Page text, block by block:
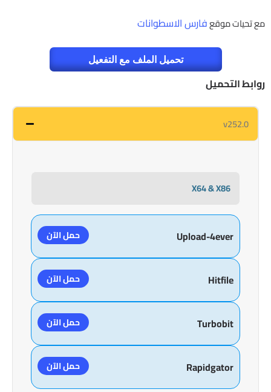
مع تحيات موقعفارس الاسطوانات
تحميل الملف مع التفعيل
روابط التحميل
v252.0
X64 & X86
Upload-4ever حمل الآن
Hitfile حمل الآن
Turbobit حمل الآن
Rapidgator حمل الآن